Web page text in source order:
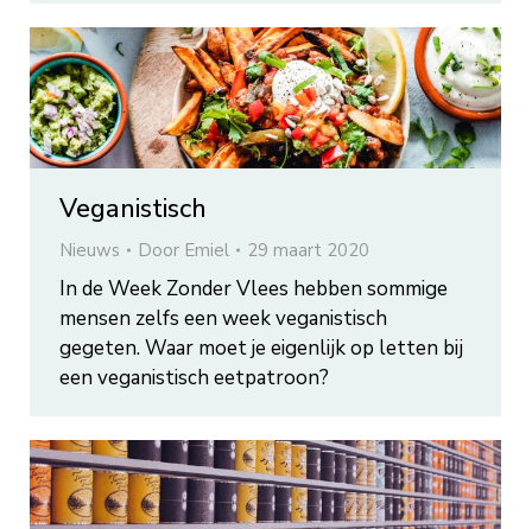
Veganistisch
Nieuws Door Emiel 29 maart 2020
In de Week Zonder Vlees hebben sommige
mensen zelfs een week veganistisch
gegeten. Waar moet je eigenlijk op letten bij
een veganistisch eetpatroon?